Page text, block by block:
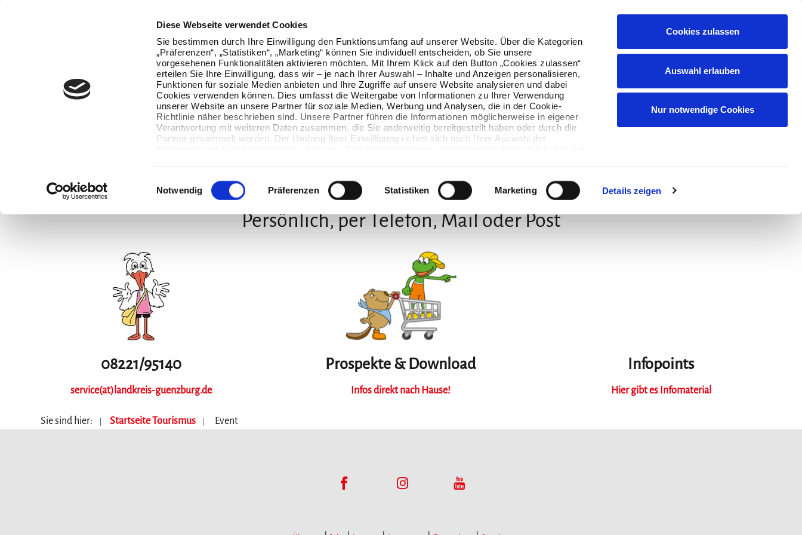
Diese Webseite verwendet Cookies
Sie bestimmen durch Ihre Einwilligung den Funktionsumfang auf unserer Website. Über die Kategorien
„Präferenzen“, „Statistiken“, „Marketing“ können Sie individuell entscheiden, ob Sie unsere
vorgesehenen Funktionalitäten aktivieren möchten. Mit Ihrem Klick auf den Button „Cookies zulassen“
erteilen Sie Ihre Einwilligung, dass wir – je nach Ihrer Auswahl – Inhalte und Anzeigen personalisieren,
Funktionen für soziale Medien anbieten und Ihre Zugriffe auf unsere Website analysieren und dabei
Cookies verwenden können. Dies umfasst die Weitergabe von Informationen zu Ihrer Verwendung
unserer Website an unsere Partner für soziale Medien, Werbung und Analysen, die in der Cookie-
Richtlinie näher beschrieben sind. Unsere Partner führen die Informationen möglicherweise in eigener
Verantwortung mit weiteren Daten zusammen, die Sie anderweitig bereitgestellt haben oder durch die
Partner gesammelt werden. Der Umfang Ihrer Einwilligung richtet sich nach Ihrer Auswahl der
Ihre Einwilligung jederzeit widerrufen, ohne dass hiervon die Zulässigkeit der vorherigen
Datenverarbeitung berührt wird.
Einwilligungsauswahl
Notwendig Präferenzen Statistiken Marketing Details zeigen
Cookies zulassen
Auswahl erlauben
Nur notwendige Cookies
Suchen Buchen
Wir freuen uns auf Dich
Persönlich, per Telefon, Mail oder Post
08221/95140
service(at)landkreis-guenzburg.de
Prospekte & Download
Infos direkt nach Hause!
Infopoints
Hier gibt es Infomaterial
Sie sind hier: Startseite Tourismus Event